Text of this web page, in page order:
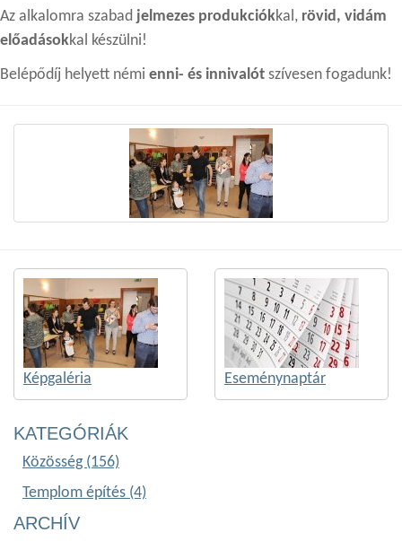
Az alkalomra szabad jelmezes produkciókkal, rövid, vidám
előadásokkal készülni!
Belépődíj helyett némi enni- és innivalót szívesen fogadunk!
Képgaléria Eseménynaptár
KATEGÓRIÁK
Közösség (156)
Templom építés (4)
ARCHÍV